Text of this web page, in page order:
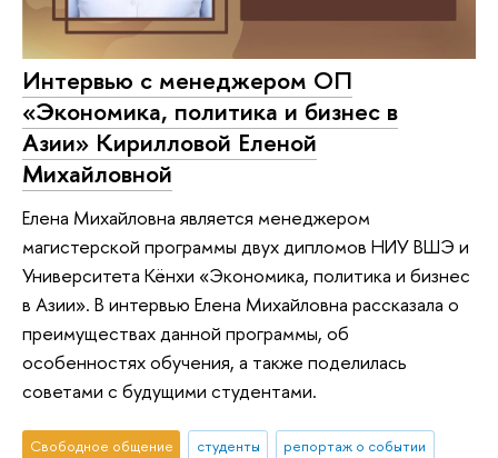
Интервью с менеджером ОП
«Экономика, политика и бизнес в
Азии» Кирилловой Еленой
Михайловной
Елена Михайловна является менеджером
магистерской программы двух дипломов НИУ ВШЭ и
Университета Кёнхи «Экономика, политика и бизнес
в Азии». В интервью Елена Михайловна рассказала о
преимуществах данной программы, об
особенностях обучения, а также поделилась
советами с будущими студентами.
Свободное общение студенты репортаж о событии